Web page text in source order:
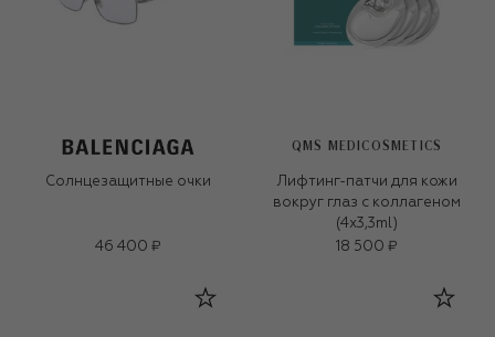
Солнцезащитные очки
46 400 ₽
QMS MEDICOSMETICS
Лифтинг-патчи для кожи
вокруг глаз с коллагеном
(4x3,3ml)
18 500 ₽